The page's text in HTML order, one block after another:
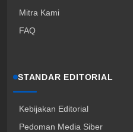
Mitra Kami
FAQ
STANDAR EDITORIAL
Kebijakan Editorial
Pedoman Media Siber